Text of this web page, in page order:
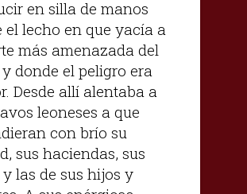
en silla de manos
el lecho en que yacía a
más amenazada del
donde el peligro era
Desde allí alentaba a
leoneses a que
con brío su
sus haciendas, sus
las de sus hijos y